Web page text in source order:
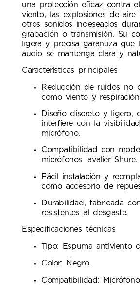
una protección eficaz contra
viento, las explosiones de aire
otros sonidos indeseados
grabación o transmisión. Su
ligera y precisa garantiza que
audio se mantenga clara y
Características principales
Reducción de ruidos no
como viento y
Diseño discreto y ligero,
interfiere con la
micrófono.
Compatibilidad con
micrófonos lavalier Shure.
Fácil instalación y
como accesorio de
Durabilidad, fabricada
resistentes al desgaste.
Especificaciones técnicas
Tipo: Espuma antiviento
Color: Negro.
Compatibilidad: